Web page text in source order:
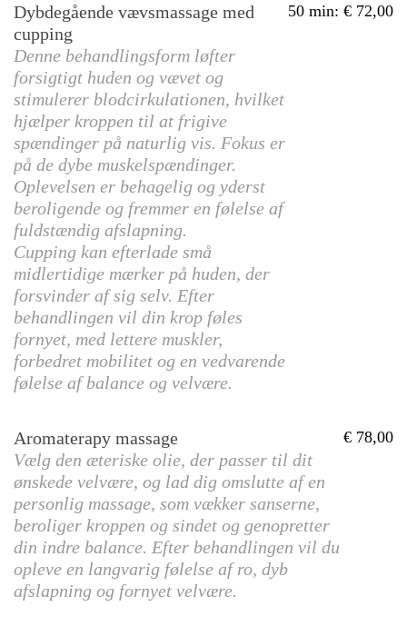
Dybdegående vævsmassage med
cupping
Denne behandlingsform løfter
forsigtigt huden og vævet og
stimulerer blodcirkulationen, hvilket
hjælper kroppen til at frigive
spændinger på naturlig vis. Fokus er
på de dybe muskelspændinger.
Oplevelsen er behagelig og yderst
beroligende og fremmer en følelse af
fuldstændig afslapning.
Cupping kan efterlade små
midlertidige mærker på huden, der
forsvinder af sig selv. Efter
behandlingen vil din krop føles
fornyet, med lettere muskler,
forbedret mobilitet og en vedvarende
følelse af balance og velvære.
50 min: 72,00
Aromaterapy massage
Vælg den æteriske olie, der passer til dit
ønskede velvære, og lad dig omslutte af en
personlig massage, som vækker sanserne,
beroliger kroppen og sindet og genopretter
din indre balance. Efter behandlingen vil du
opleve en langvarig følelse af ro, dyb
afslapning og fornyet velvære.
78,00